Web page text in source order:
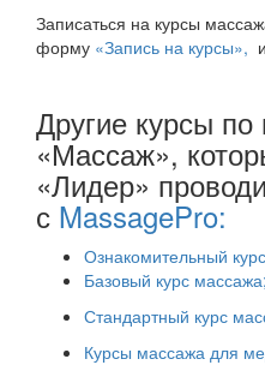
Записаться на курсы
форму «Запись на курсы»,
Другие курсы
«Массаж»,
«Лидер»
с MassagePro:
Ознакомительный
Базовый курс массажа;
Стандартный курс
Курсы массажа для